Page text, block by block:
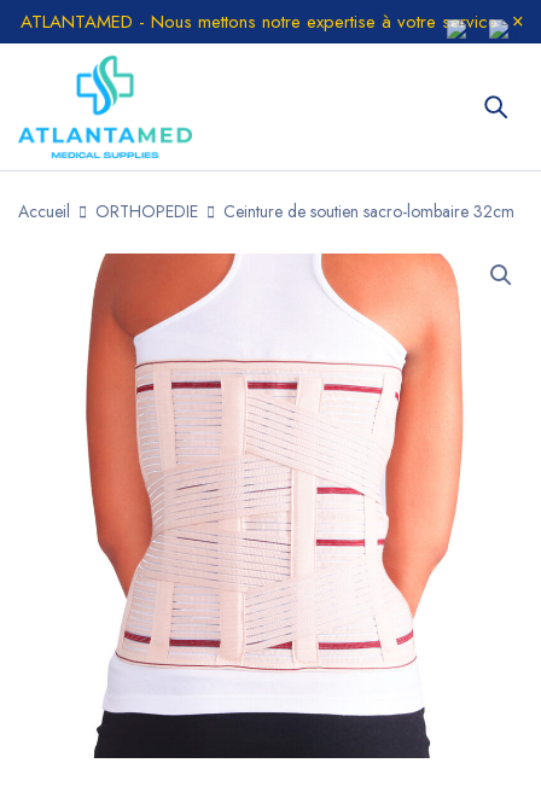
ATLANTAMED - Nous mettons notre expertise à votre service
Accueil ORTHOPEDIE Ceinture de soutien sacro-lombaire 32cm